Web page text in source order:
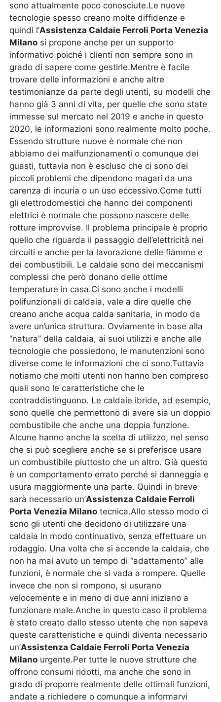
sono attualmente poco conosciute.Le nuove
tecnologie spesso creano molte diffidenze e
quindi l’Assistenza Caldaie Ferroli Porta Venezia
Milano si propone anche per un supporto
informativo poiché i clienti non sempre sono in
grado di sapere come gestirle.Mentre è facile
trovare delle informazioni e anche altre
testimonianze da parte degli utenti, su modelli che
hanno già 3 anni di vita, per quelle che sono state
immesse sul mercato nel 2019 e anche in questo
2020, le informazioni sono realmente molto poche.
Essendo strutture nuove è normale che non
abbiamo dei malfunzionamenti o comunque dei
guasti, tuttavia non è escluso che ci sono dei
piccoli problemi che dipendono magari da una
carenza di incuria o un uso eccessivo.Come tutti
gli elettrodomestici che hanno dei componenti
elettrici è normale che possono nascere delle
rotture improvvise. Il problema principale è proprio
quello che riguarda il passaggio dell’elettricità nei
circuiti e anche per la lavorazione delle fiamme e
dei combustibili. Le caldaie sono dei meccanismi
complessi che però donano delle ottime
temperature in casa.Ci sono anche i modelli
polifunzionali di caldaia, vale a dire quelle che
creano anche acqua calda sanitaria, in modo da
avere un’unica struttura. Ovviamente in base alla
“natura” della caldaia, ai suoi utilizzi e anche alle
tecnologie che possiedono, le manutenzioni sono
diverse come le informazioni che ci sono.Tuttavia
notiamo che molti utenti non hanno ben compreso
quali sono le caratteristiche che le
contraddistinguono. Le caldaie ibride, ad esempio,
sono quelle che permettono di avere sia un doppio
combustibile che anche una doppia funzione.
Alcune hanno anche la scelta di utilizzo, nel senso
che si può scegliere anche se si preferisce usare
un combustibile piuttosto che un altro. Già questo
è un comportamento errato perché si danneggia e
usura maggiormente una parte. Quindi in breve
sarà necessario un’Assistenza Caldaie Ferroli
Porta Venezia Milano tecnica.Allo stesso modo ci
sono gli utenti che decidono di utilizzare una
caldaia in modo continuativo, senza effettuare un
rodaggio. Una volta che si accende la caldaia, che
non ha mai avuto un tempo di “adattamento” alle
funzioni, è normale che si vada a rompere. Quelle
invece che non si rompono, si usurano
velocemente e in meno di due anni iniziano a
funzionare male.Anche in questo caso il problema
è stato creato dallo stesso utente che non sapeva
queste caratteristiche e quindi diventa necessario
un’Assistenza Caldaie Ferroli Porta Venezia
Milano urgente.Per tutte le nuove strutture che
offrono consumi ridotti, ma anche che sono in
grado di proporre realmente delle ottimali funzioni,
andate a richiedere o comunque a informarvi